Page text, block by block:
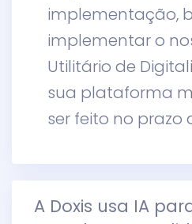
implementação,
implementar o
Utilitário de
sua plataforma
ser feito no prazo
A Doxis usa IA